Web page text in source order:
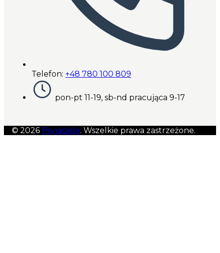
Telefon: +48 780 100 809
pon-pt 11-19, sb-nd pracująca 9-17
© 2026 Psyjaciele. Wszelkie prawa zastrzeżone.